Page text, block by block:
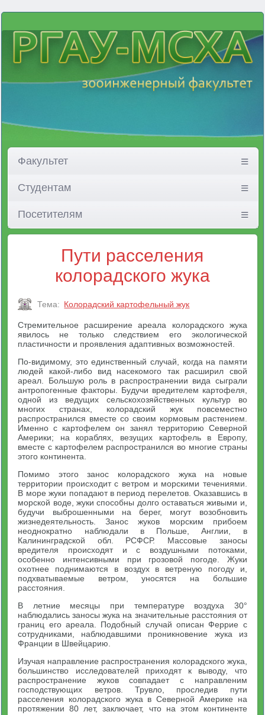
Факультет
Студентам
Посетителям
Пути расселения
колорадского жука
Тема: Колорадский картофельный жук
Стремительное расширение ареала колорадского жука
явилось не только следствием его экологической
пластичности и проявления адаптивных возможностей.
По-видимому, это единственный случай, когда на памяти
людей какой-либо вид насекомого так расширил свой
ареал. Большую роль в распространении вида сыграли
антропогенные факторы. Будучи вредителем картофеля,
одной из ведущих сельскохозяйственных культур во
многих странах, колорадский жук повсеместно
распространился вместе со своим кормовым растением.
Именно с картофелем он занял территорию Северной
Америки; на кораблях, везущих картофель в Европу,
вместе с картофелем распространился во многие страны
этого континента.
Помимо этого занос колорадского жука на новые
территории происходит с ветром и морскими течениями.
В море жуки попадают в период перелетов. Оказавшись в
морской воде, жуки способны долго оставаться живыми и,
будучи выброшенными на берег, могут возобновить
жизнедеятельность. Занос жуков морским прибоем
неоднократно наблюдали в Польше, Англии, в
Калининградской обл. РСФСР. Массовые заносы
вредителя происходят и с воздушными потоками,
особенно интенсивными при грозовой погоде. Жуки
охотнее поднимаются в воздух в ветреную погоду и,
подхватываемые ветром, уносятся на большие
расстояния.
В летние месяцы при температуре воздуха 30°
наблюдались заносы жука на значительные расстояния от
границ его ареала. Подобный случай описан Феррие с
сотрудниками, наблюдавшими проникновение жука из
Франции в Швейцарию.
Изучая направление распространения колорадского жука,
большинство исследователей приходят к выводу, что
распространение жуков совпадает с направленим
господствующих ветров. Трувло, проследив пути
расселения колорадского жука в Северной Америке на
протяжении 80 лет, заключает, что на этом континенте